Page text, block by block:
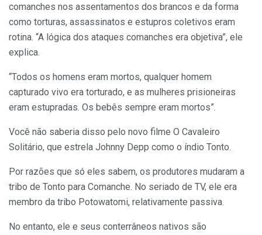
comanches nos assentamentos dos brancos e da forma
como torturas, assassinatos e estupros coletivos eram
rotina. “A lógica dos ataques comanches era objetiva”, ele
explica.
“Todos os homens eram mortos, qualquer homem
capturado vivo era torturado, e as mulheres prisioneiras
eram estupradas. Os bebês sempre eram mortos”.
Você não saberia disso pelo novo filme O Cavaleiro
Solitário, que estrela Johnny Depp como o índio Tonto.
Por razões que só eles sabem, os produtores mudaram a
tribo de Tonto para Comanche. No seriado de TV, ele era
membro da tribo Potowatomi, relativamente passiva.
No entanto, ele e seus conterrâneos nativos são